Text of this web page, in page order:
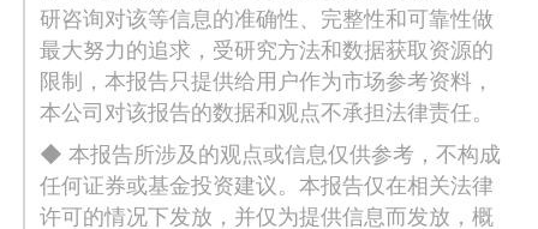
研咨询对该等信息的准确性、完整性和可靠性做
最大努力的追求，受研究方法和数据获取资源的
限制，本报告只提供给用户作为市场参考资料，
本公司对该报告的数据和观点不承担法律责任。
◆ 本报告所涉及的观点或信息仅供参考，不构成
任何证券或基金投资建议。本报告仅在相关法律
许可的情况下发放，并仅为提供信息而发放，概